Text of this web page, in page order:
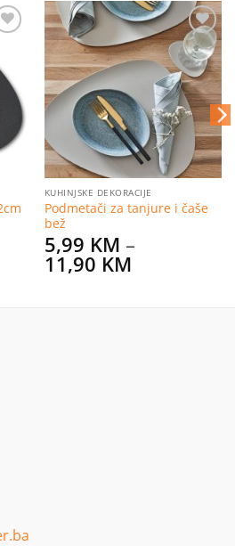
Dodaj
na
listu
želja
KUHINJSKE DEKORACIJE
Podmetači za tanjure i čaše
bež
5,99 KM –
11,90 KMPrice